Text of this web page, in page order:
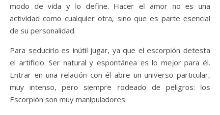
modo de vida y lo define. Hacer el amor no es una
actividad como cualquier otra, sino que es parte esencial
de su personalidad.
Para seducirlo es inútil jugar, ya que el escorpión detesta
el artificio. Ser natural y espontánea es lo mejor para él.
Entrar en una relación con él abre un universo particular,
muy intenso, pero siempre rodeado de peligros: los
Escorpión son muy manipuladores.